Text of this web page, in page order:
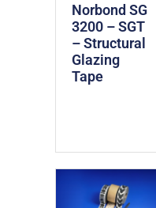
Norbond SG
3200 – SGT
– Structural
Glazing
Tape